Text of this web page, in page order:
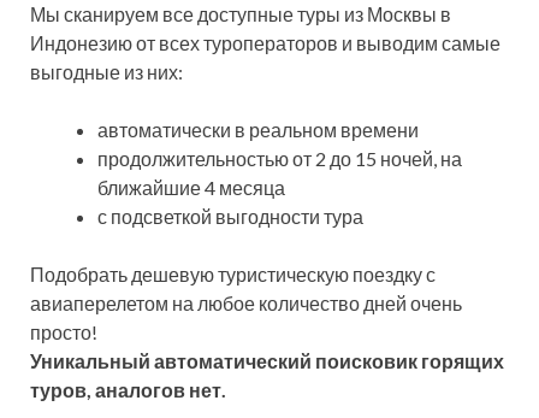
Мы сканируем все доступные туры из Москвы в
Индонезию от всех туроператоров и выводим самые
выгодные из них:
автоматически в реальном времени
продолжительностью от 2 до 15 ночей, на
ближайшие 4 месяца
с подсветкой выгодности тура
Подобрать дешевую туристическую поездку с
авиаперелетом на любое количество дней очень
просто!
Уникальный автоматический поисковик горящих
туров, аналогов нет.